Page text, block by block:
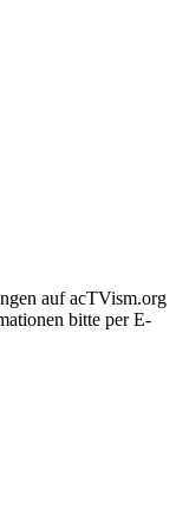
auf acTVism.org
bitte per E-